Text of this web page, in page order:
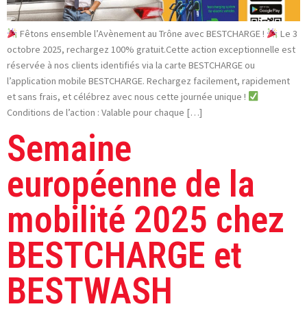
Fêtons ensemble l’Avènement au Trône avec BESTCHARGE !
Le 3
octobre 2025, rechargez 100% gratuit.Cette action exceptionnelle est
réservée à nos clients identifiés via la carte BESTCHARGE ou
l’application mobile BESTCHARGE. Rechargez facilement, rapidement
et sans frais, et célébrez avec nous cette journée unique !
Conditions de l’action : Valable pour chaque […]
Semaine
européenne de la
mobilité 2025 chez
BESTCHARGE et
BESTWASH